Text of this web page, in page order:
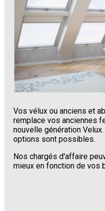
Vos vélux ou anciens et
remplace vos anciennes
nouvelle génération
options sont possibles.
Nos chargés d'affaire
mieux en fonction de vos